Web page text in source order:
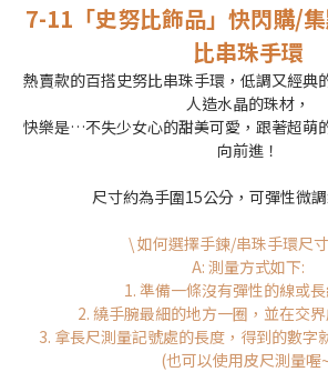
7-11「史努比飾品」快閃購/
比串珠手環
熱賣款的百搭史努比串珠手環，低調又經典
人造水晶的珠材，
快樂是…不失少女心的甜美可愛，跟著超萌
向前進！
尺寸約為手圍15公分，可彈性微調
\ 如何選擇手鍊/串珠手環尺
A: 測量方式如下:
1. 準備一條沒有彈性的線或長
2. 繞手腕最細的地方一圈，並在交
3. 拿長尺測量記號處的長度，得到的數字
(也可以使用皮尺測量喔